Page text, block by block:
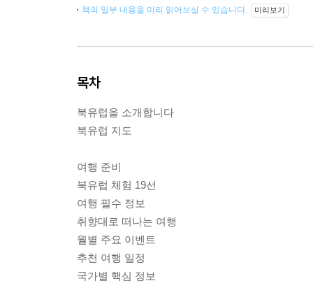
책의 일부 내용을 미리 읽어보실 수 있습니다. 미리보기
목차
북유럽을 소개합니다
북유럽 지도
여행 준비
북유럽 체험 19선
여행 필수 정보
취향대로 떠나는 여행
월별 주요 이벤트
추천 여행 일정
국가별 핵심 정보